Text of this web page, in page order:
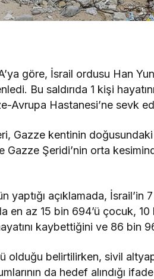
göre, İsrail ordusu Han
Bu saldırıda 1 kişi
Avrupa Hastanesi’ne sevk
Gazze kentinin
Gazze Şeridi’nin orta
yaptığı açıklamada,
en az 15 bin 694’ü çocuk,
kaybettiğini ve 86 bin
olduğu belirtilirken, sivil
da hedef alındığı